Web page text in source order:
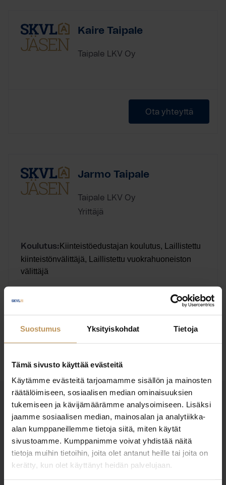
Suostumus Yksityiskohdat Tietoja
Tämä sivusto käyttää evästeitä
Käytämme evästeitä tarjoamamme sisällön ja mainosten
räätälöimiseen, sosiaalisen median ominaisuuksien
tukemiseen ja kävijämäärämme analysoimiseen. Lisäksi
jaamme sosiaalisen median, mainosalan ja analytiikka-
alan kumppaneillemme tietoja siitä, miten käytät
sivustoamme. Kumppanimme voivat yhdistää näitä
tietoja muihin tietoihin, joita olet antanut heille tai joita on
kerätty, kun olet käyttänyt heidän palvelujaan.
Kaire Taipale
Taipale LKV Oy
Ota yhteyttä
Jarmo Taipale
Taipale LKV Oy
Yrittäjä
Koulutus: Kiinteistöedustajan koulutus, Laillistettu
kiinteistönvälittäjä, Laillistettu vuokrahuoneiston
välittäjä
Ota yhteyttä
OTA YHTEYTTÄ
Miten voin auttaa
asuntoasioissa?
Jätä yhteystietosi, niin otan yhteyttä